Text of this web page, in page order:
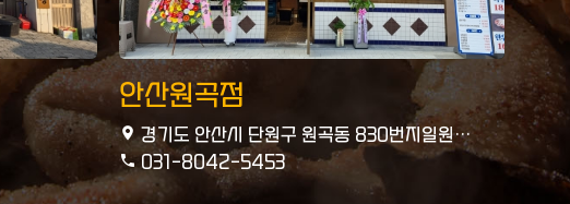
안산원곡점
경기도 안산시 단원구 원곡동 830번지일원
안산푸르지오브리파크 상가 114,115호
031-8042-5453